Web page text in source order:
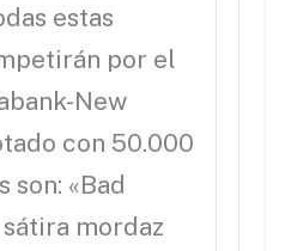
estas
por el
New
con 50.000
son: «Bad
mordaz